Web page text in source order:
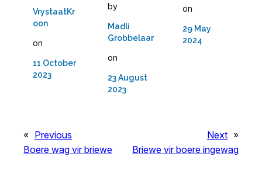
VrystaatKr
oon
on
11 October
2023
by
Madli
Grobbelaar
on
23 August
2023
on
29 May
2024
« Previous
Boere wag vir briewe
Next »
Briewe vir boere ingewag